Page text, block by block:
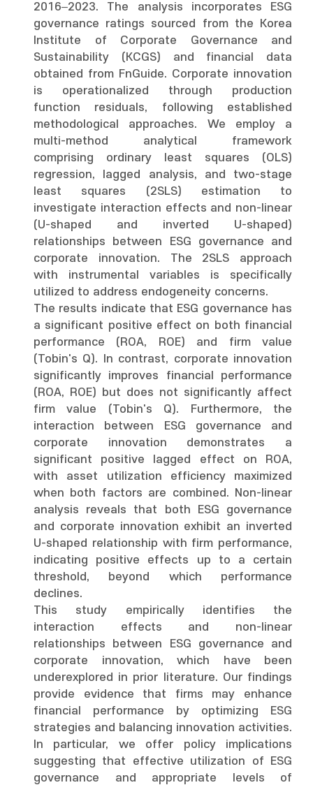
2016–2023. The analysis incorporates ESG
governance ratings sourced from the Korea
Institute of Corporate Governance and
Sustainability (KCGS) and financial data
obtained from FnGuide. Corporate innovation
is operationalized through production
function residuals, following established
methodological approaches. We employ a
multi-method analytical framework
comprising ordinary least squares (OLS)
regression, lagged analysis, and two-stage
least squares (2SLS) estimation to
investigate interaction effects and non-linear
(U-shaped and inverted U-shaped)
relationships between ESG governance and
corporate innovation. The 2SLS approach
with instrumental variables is specifically
utilized to address endogeneity concerns.
The results indicate that ESG governance has
a significant positive effect on both financial
performance (ROA, ROE) and firm value
(Tobin's Q). In contrast, corporate innovation
significantly improves financial performance
(ROA, ROE) but does not significantly affect
firm value (Tobin's Q). Furthermore, the
interaction between ESG governance and
corporate innovation demonstrates a
significant positive lagged effect on ROA,
with asset utilization efficiency maximized
when both factors are combined. Non-linear
analysis reveals that both ESG governance
and corporate innovation exhibit an inverted
U-shaped relationship with firm performance,
indicating positive effects up to a certain
threshold, beyond which performance
declines.
This study empirically identifies the
interaction effects and non-linear
relationships between ESG governance and
corporate innovation, which have been
underexplored in prior literature. Our findings
provide evidence that firms may enhance
financial performance by optimizing ESG
strategies and balancing innovation activities.
In particular, we offer policy implications
suggesting that effective utilization of ESG
governance and appropriate levels of